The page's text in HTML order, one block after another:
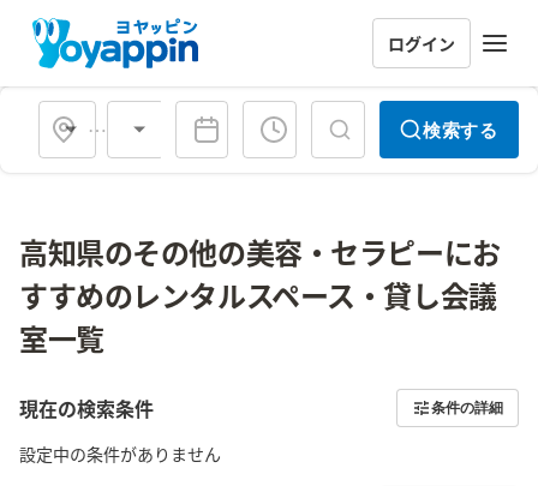
ログイン
会場タイプ 検索する
高知県のその他の美容・セラピーにお
すすめのレンタルスペース・貸し会議
室一覧
現在の検索条件 条件の詳細
設定中の条件がありません